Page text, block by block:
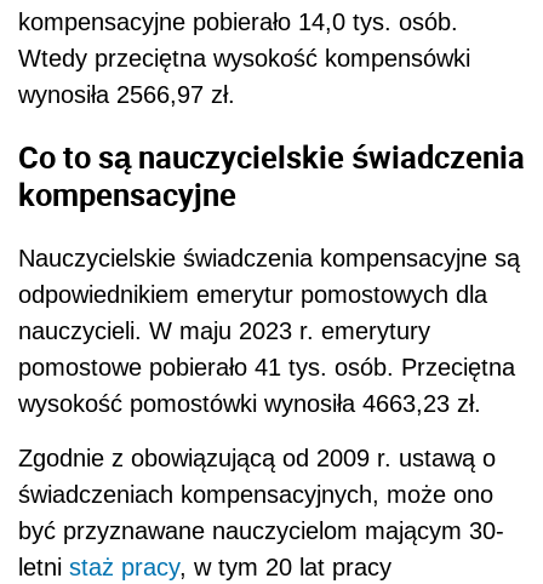
kompensacyjne pobierało 14,0 tys. osób.
Wtedy przeciętna wysokość kompensówki
wynosiła 2566,97 zł.
Co to są nauczycielskie świadczenia
kompensacyjne
Nauczycielskie świadczenia kompensacyjne są
odpowiednikiem emerytur pomostowych dla
nauczycieli. W maju 2023 r. emerytury
pomostowe pobierało 41 tys. osób. Przeciętna
wysokość pomostówki wynosiła 4663,23 zł.
Zgodnie z obowiązującą od 2009 r. ustawą o
świadczeniach kompensacyjnych, może ono
być przyznawane nauczycielom mającym 30-
letni staż pracy, w tym 20 lat pracy